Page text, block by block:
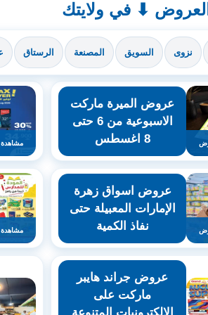
⬇ في ولايتك
نزوى السويق المصنعة الرستاق
عروض الميرة ماركت
الاسبوعية من 6 حتى
8 اغسطس
عروض اسواق زهرة
الإمارات المعبيلة حتى
نفاذ الكمية
عروض جراند هايبر
ماركت على